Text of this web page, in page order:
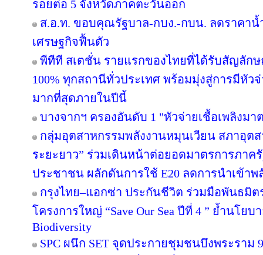
รอยต่อ 5 จังหวัดภาคตะวันออก
ส.อ.ท. ขอบคุณรัฐบาล-กบง.-กบน. ลดราคา
เศรษฐกิจฟื้นตัว
พีทีที สเตชั่น รายแรกของไทยที่ได้รับสัญลัก
100% ทุกสถานีทั่วประเทศ พร้อมมุ่งสู่การมีหัว
มากที่สุดภายในปีนี้
บางจากฯ ครองอันดับ 1 "หัวจ่ายเชื้อเพลิงม
กลุ่มอุตสาหกรรมพลังงานหมุนเวียน สภาอุตส
ระยะยาว” ร่วมเดินหน้าต่อยอดมาตรการภาค
ประชาชน ผลักดันการใช้ E20 ลดการนำเข้าพ
กรุงไทย–แอกซ่า ประกันชีวิต ร่วมมือพันธมิ
โครงการใหญ่ “Save Our Sea ปีที่ 4 ” ย้ำนโยบ
Biodiversity
SPC ผนึก SET จุดประกายชุมชนบึงพระรา